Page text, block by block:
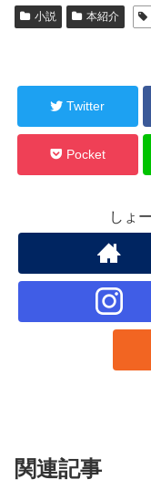
小説 本紹介
Twitter
Pocket
しょ
関連記事